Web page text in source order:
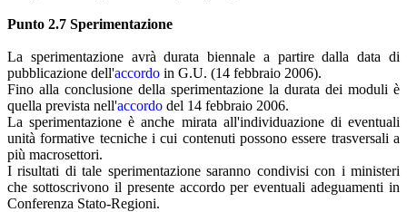
Punto 2.7 Sperimentazione
La sperimentazione avrà durata biennale a partire dalla data di
pubblicazione dell'accordo in G.U. (14 febbraio 2006).
Fino alla conclusione della sperimentazione la durata dei moduli è
quella prevista nell'accordo del 14 febbraio 2006.
La sperimentazione è anche mirata all'individuazione di eventuali
unità formative tecniche i cui contenuti possono essere trasversali a
più macrosettori.
I risultati di tale sperimentazione saranno condivisi con i ministeri
che sottoscrivono il presente accordo per eventuali adeguamenti in
Conferenza Stato-Regioni.